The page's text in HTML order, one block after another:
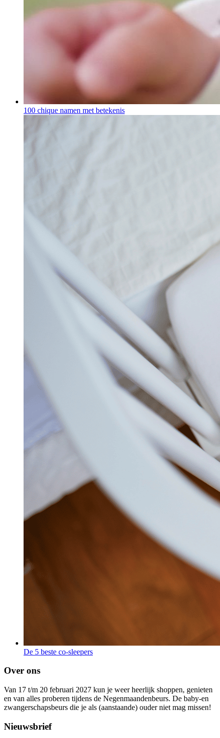
100 chique namen met betekenis
De 5 beste co-sleepers
Over ons
Van 17 t/m 20 februari 2027 kun je weer heerlijk shoppen, genieten
en van alles proberen tijdens de Negenmaandenbeurs. De baby-en
zwangerschapsbeurs die je als (aanstaande) ouder niet mag missen!
Nieuwsbrief